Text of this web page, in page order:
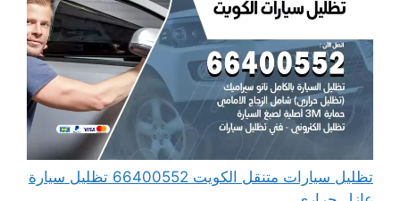
تظليل سيارات متنقل الكويت 66400552 تظليل سيارة